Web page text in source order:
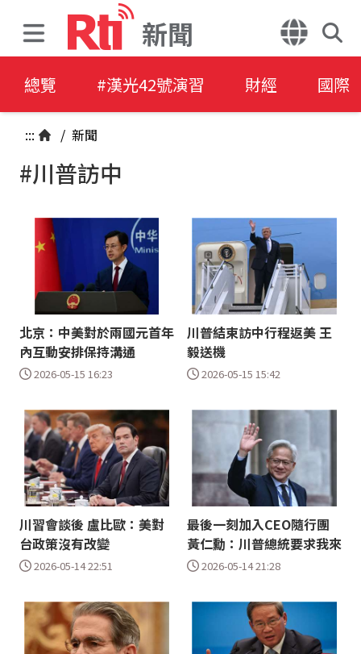
新聞
總覽 #漢光42號演習 財經 國際
::: / 新聞
#川普訪中
北京：中美對於兩國元首年
內互動安排保持溝通
2026-05-15 16:23
川普結束訪中行程返美 王
毅送機
2026-05-15 15:42
川習會談後 盧比歐：美對
台政策沒有改變
2026-05-14 22:51
最後一刻加入CEO隨行團
黃仁勳：川普總統要求我來
2026-05-14 21:28